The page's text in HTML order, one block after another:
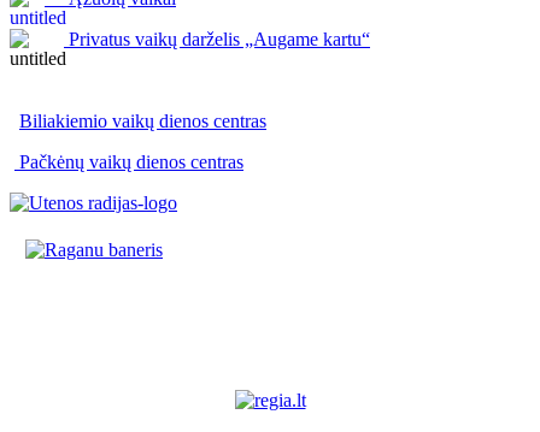
Privatus vaikų darželis „Augame kartu“
Biliakiemio vaikų dienos centras
Pačkėnų vaikų dienos centras